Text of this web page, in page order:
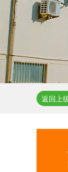
返回上